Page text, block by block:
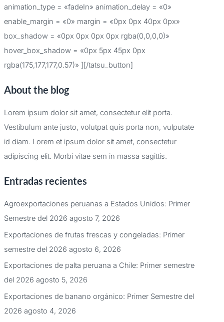
animation_type = «fadeIn» animation_delay = «0»
enable_margin = «0» margin = «0px 0px 40px 0px»
box_shadow = «0px 0px 0px 0px rgba(0,0,0,0)»
hover_box_shadow = «0px 5px 45px 0px
rgba(175,177,177,0.57)» ][/tatsu_button]
About the blog
Lorem ipsum dolor sit amet, consectetur elit porta.
Vestibulum ante justo, volutpat quis porta non, vulputate
id diam. Lorem et ipsum dolor sit amet, consectetur
adipiscing elit. Morbi vitae sem in massa sagittis.
Entradas recientes
Agroexportaciones peruanas a Estados Unidos: Primer
Semestre del 2026 agosto 7, 2026
Exportaciones de frutas frescas y congeladas: Primer
semestre del 2026 agosto 6, 2026
Exportaciones de palta peruana a Chile: Primer semestre
del 2026 agosto 5, 2026
Exportaciones de banano orgánico: Primer Semestre del
2026 agosto 4, 2026